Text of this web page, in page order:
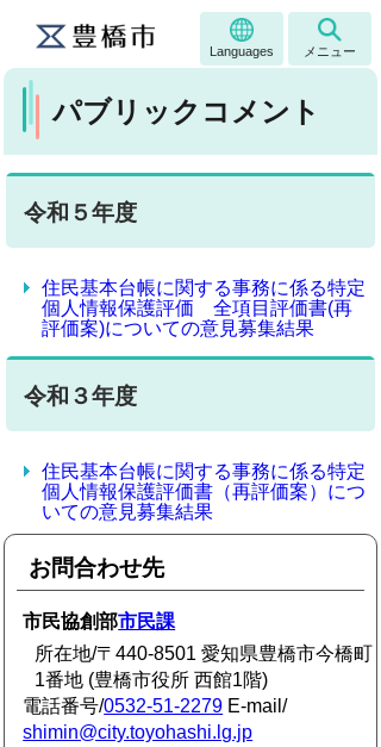
Languages メニュー
パブリックコメント
令和５年度
住民基本台帳に関する事務に係る特定
個人情報保護評価 全項目評価書(再
評価案)についての意見募集結果
令和３年度
住民基本台帳に関する事務に係る特定
個人情報保護評価書（再評価案）につ
いての意見募集結果
お問合わせ先
市民協創部市民課
所在地/〒440-8501 愛知県豊橋市今橋町
1番地 (豊橋市役所 西館1階)
電話番号/0532-51-2279 E-mail/
shimin@city.toyohashi.lg.jp